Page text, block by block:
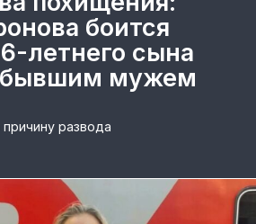
боится
летнего сына
бывшим мужем
развода